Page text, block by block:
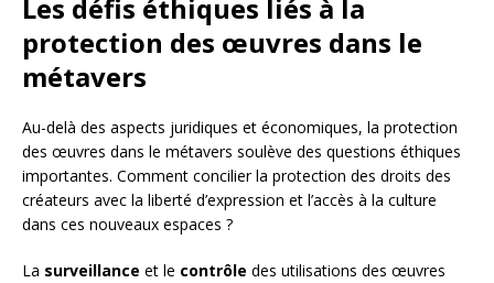
Les défis éthiques liés à la
protection des œuvres dans le
métavers
Au-delà des aspects juridiques et économiques, la protection
des œuvres dans le métavers soulève des questions éthiques
importantes. Comment concilier la protection des droits des
créateurs avec la liberté d’expression et l’accès à la culture
dans ces nouveaux espaces ?
La surveillance et le contrôle des utilisations des œuvres